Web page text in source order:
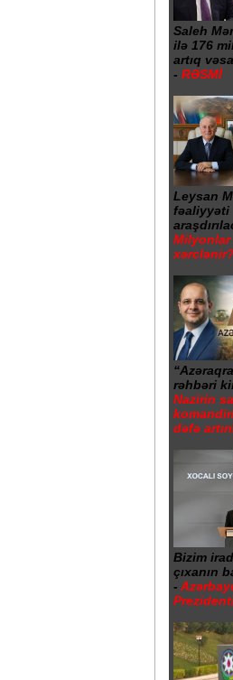
Saleh
ilə 176
artıq
- RƏSMİ
Leysan
fəaliyyəti
Milyonlar
rəhbəri
Nazirin
dəfə
Bizim
çıxanın
-